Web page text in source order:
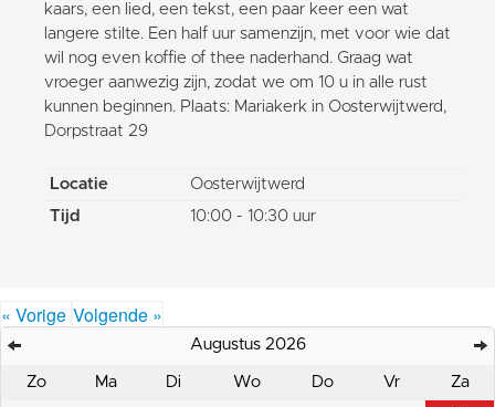
kaars, een lied, een tekst, een paar keer een wat
langere stilte. Een half uur samenzijn, met voor wie dat
wil nog even koffie of thee naderhand. Graag wat
vroeger aanwezig zijn, zodat we om 10 u in alle rust
kunnen beginnen. Plaats: Mariakerk in Oosterwijtwerd,
Dorpstraat 29
Locatie
Oosterwijtwerd
Tijd
10:00 - 10:30 uur
« Vorige Volgende »
Augustus 2026
Zo Ma Di Wo Do Vr Za